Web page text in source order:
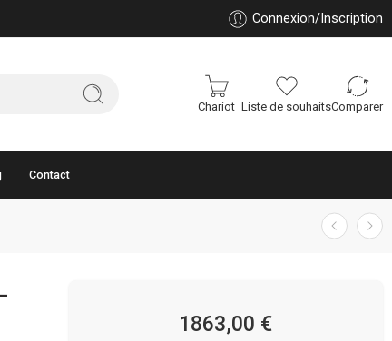
Connexion/Inscription
Chariot Liste de souhaitsComparer
Contact
1863,00 €